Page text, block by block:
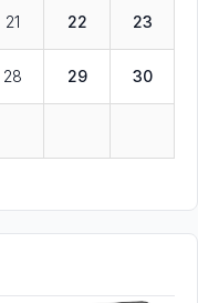
21 22 23
28 29 30